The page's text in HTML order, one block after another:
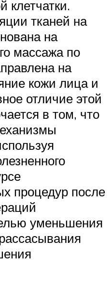
клетчатки.
тканей на
на
массажа по
на
кожи лица и
отличие этой
в том, что
процедур после
уменьшения